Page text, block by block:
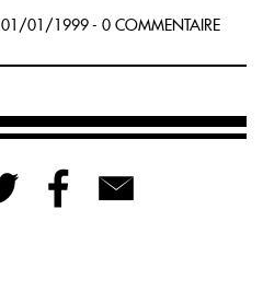
01/01/1999 - 0 COMMENTAIRE